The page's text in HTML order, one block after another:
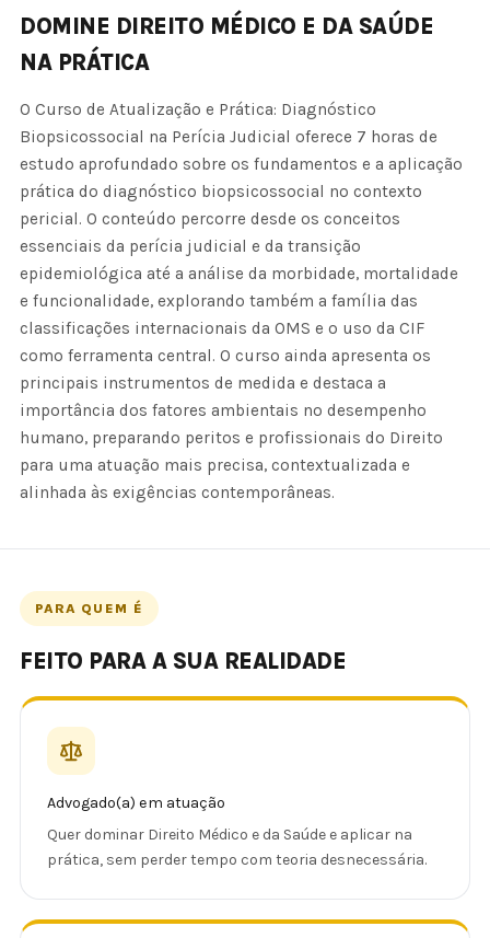
DOMINE DIREITO MÉDICO E DA SAÚDE
NA PRÁTICA
O Curso de Atualização e Prática: Diagnóstico
Biopsicossocial na Perícia Judicial oferece 7 horas de
estudo aprofundado sobre os fundamentos e a aplicação
prática do diagnóstico biopsicossocial no contexto
pericial. O conteúdo percorre desde os conceitos
essenciais da perícia judicial e da transição
epidemiológica até a análise da morbidade, mortalidade
e funcionalidade, explorando também a família das
classificações internacionais da OMS e o uso da CIF
como ferramenta central. O curso ainda apresenta os
principais instrumentos de medida e destaca a
importância dos fatores ambientais no desempenho
humano, preparando peritos e profissionais do Direito
para uma atuação mais precisa, contextualizada e
alinhada às exigências contemporâneas.
PARA QUEM É
FEITO PARA A SUA REALIDADE
Advogado(a) em atuação
Quer dominar Direito Médico e da Saúde e aplicar na
prática, sem perder tempo com teoria desnecessária.